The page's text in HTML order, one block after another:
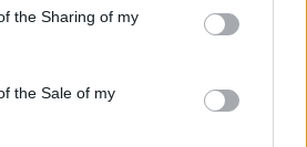
the Sharing of my
the Sale of my
свой курорт